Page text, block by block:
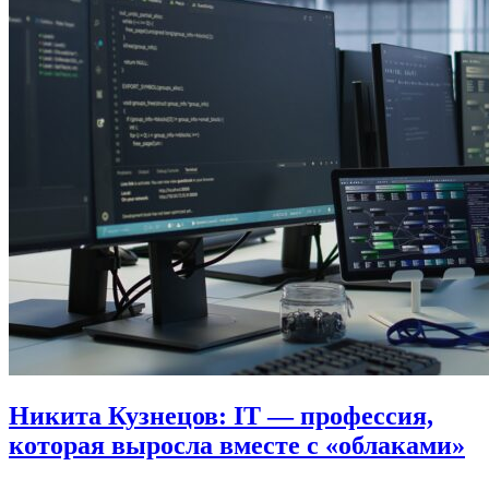
Никита Кузнецов: IT — профессия,
которая выросла вместе с «облаками»